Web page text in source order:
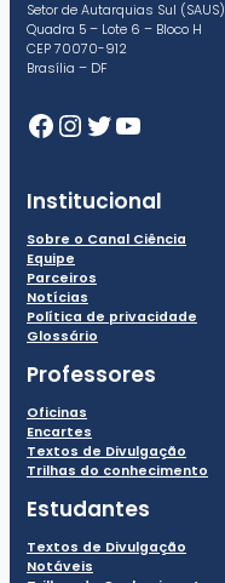
Setor de Autarquias Sul (SAUS)
Quadra 5 – Lote 6 – Bloco H
CEP 70070-912
Brasília – DF
Facebook
Instagram
Twitter
Youtube
Institucional
Sobre o Canal Ciência
Equipe
Parceiros
Notícias
Política de privacidade
Glossário
Professores
Oficinas
Encartes
Textos de Divulgação
Trilhas do conhecimento
Estudantes
Textos de Divulgação
Notáveis